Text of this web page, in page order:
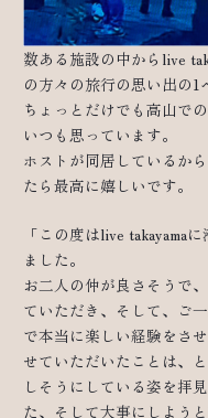
数ある施設の中からlive
の方々の旅行の思い出の1
ちょっとだけでも高山で
いつも思っています。
ホストが同居しているか
たら最高に嬉しいです。
「この度はlive takayama
ました。
お二人の仲が良さそうで
ていただき、そして、ご
で本当に楽しい経験をさ
せていただいたことは、
しそうにしている姿を拝
た、そして大事にしよう